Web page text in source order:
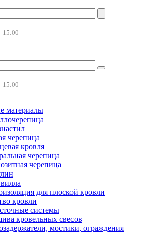
15:00
15:00
материалы
черепица
кровля
черепица
черепица
для плоской кровли
кровли
системы
кровельных свесов
мостики, ограждения